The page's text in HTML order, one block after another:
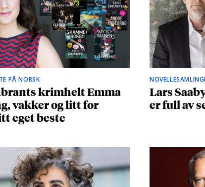
PÅ NORSK
krimhelt Emma
vakker og litt for
eget beste
Lars
er full av